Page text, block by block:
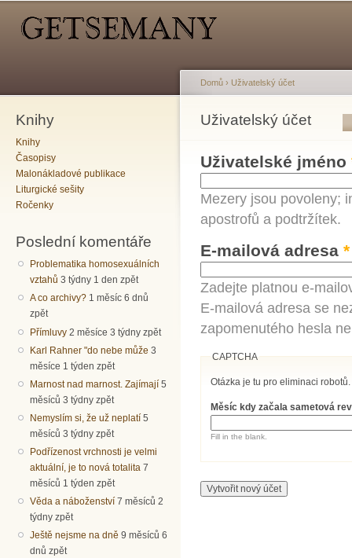
Knihy
Knihy
Časopisy
Malonákladové publikace
Liturgické sešity
Ročenky
Poslední komentáře
Problematika homosexuálních
vztahů 3 týdny 1 den zpět
A co archivy? 1 měsíc 6 dnů
zpět
Přímluvy 2 měsíce 3 týdny zpět
Karl Rahner "do nebe může 3
měsíce 1 týden zpět
Marnost nad marnost. Zajímají 5
měsíců 3 týdny zpět
Nemyslím si, že už neplatí 5
měsíců 3 týdny zpět
Podřízenost vrchnosti je velmi
aktuální, je to nová totalita 7
měsíců 1 týden zpět
Věda a náboženství 7 měsíců 2
týdny zpět
Ještě nejsme na dně 9 měsíců 6
dnů zpět
Jste zde
Domů › Uživatelský účet
Uživatelský účet
Hlavní záložky
Uživatelské jméno
Mezery jsou povoleny;
apostrofů a podtržítek.
E-mailová adresa *
Zadejte platnou e-
E-mailová adresa se
zapomenutého hesla
CAPTCHA
Otázka je tu pro eliminaci robotů.
Měsíc kdy začala sametová
Fill in the blank.